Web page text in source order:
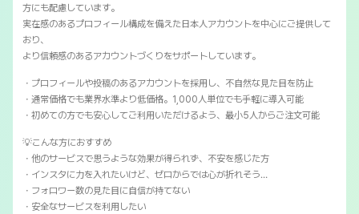
方にも配慮しています。
実在感のあるプロフィール構成を備えた日本人アカウントを中心にご提供して
おり、
より信頼感のあるアカウントづくりをサポートしています。
・プロフィールや投稿のあるアカウントを採用し、不自然な見た目を防止
・通常価格でも業界水準より低価格。1,000人単位でも手軽に導入可能
・初めての方でも安心してご利用いただけるよう、最小5人からご注文可能
💡こんな方におすすめ
・他のサービスで思うような効果が得られず、不安を感じた方
・インスタに力を入れたいけど、ゼロからでは心が折れそう…
・フォロワー数の見た目に自信が持てない
・安全なサービスを利用したい